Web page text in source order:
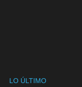
LO ÚLTIMO